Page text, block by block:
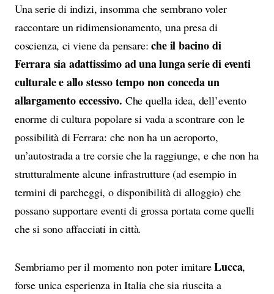
Una serie di indizi, insomma che sembrano voler
raccontare un ridimensionamento, una presa di
coscienza, ci viene da pensare:che il bacino di
Ferrara sia adattissimo ad una lunga serie di eventi
culturale e allo stesso tempo non conceda un
allargamento eccessivo. Che quella idea, dell’evento
enorme di cultura popolare si vada a scontrare con le
possibilità di Ferrara: che non ha un aeroporto,
un’autostrada a tre corsie che la raggiunge, e che non ha
strutturalmente alcune infrastrutture (ad esempio in
termini di parcheggi, o disponibilità di alloggio) che
possano supportare eventi di grossa portata come quelli
che si sono affacciati in città.
Sembriamo per il momento non poter imitareLucca,
forse unica esperienza in Italia che sia riuscita a